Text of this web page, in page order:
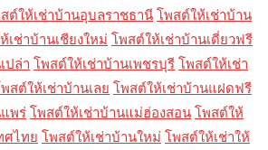
ต์ให้เช่าบ้านอุบลราชธานี โพสต์ให้เช่าบ้าน
เช่าบ้านเชียงใหม่ โพสต์ให้เช่าบ้านเดี่ยวฟรี
ปล่า โพสต์ให้เช่าบ้านเพชรบุรี โพสต์ให้เช่า
สต์ให้เช่าบ้านเลย โพสต์ให้เช่าบ้านแฝดฟรี
พร่ โพสต์ให้เช่าบ้านแม่ฮ่องสอน โพสต์ให้
ศไทย โพสต์ให้เช่าบ้านใหม่ โพสต์ให้เช่าให้